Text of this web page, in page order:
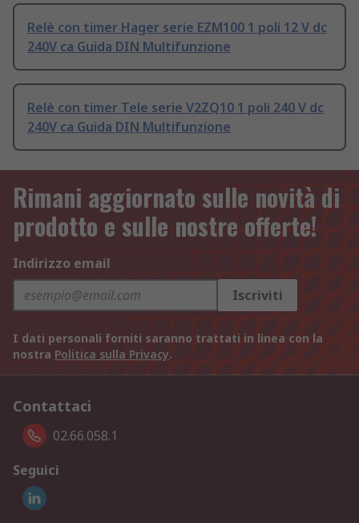
Relè con timer Hager serie EZM100 1 poli 12 V dc
240V ca Guida DIN Multifunzione
Relè con timer Tele serie V2ZQ10 1 poli 240 V dc
240V ca Guida DIN Multifunzione
Rimani aggiornato sulle novità di
prodotto e sulle nostre offerte!
Indirizzo email
Iscriviti
I dati personali forniti saranno trattati in linea con la
nostra Politica sulla Privacy.
Contattaci
02.66.058.1
Seguici